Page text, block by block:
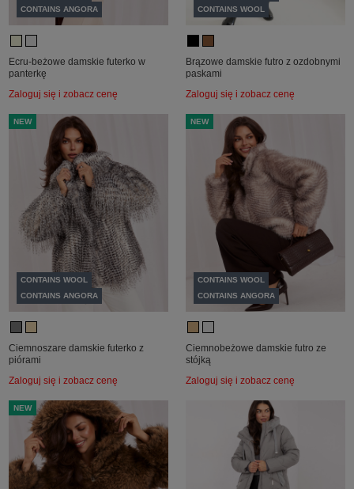
CONTAINS ANGORA
Ecru-beżowe damskie futerko w
panterkę
Zaloguj się i zobacz cenę
CONTAINS WOOL
Brązowe damskie futro z ozdobnymi
paskami
Zaloguj się i zobacz cenę
NEW
CONTAINS WOOL
CONTAINS ANGORA
Ciemnoszare damskie futerko z
piórami
Zaloguj się i zobacz cenę
NEW
CONTAINS WOOL
CONTAINS ANGORA
Ciemnobeżowe damskie futro ze
stójką
Zaloguj się i zobacz cenę
NEW